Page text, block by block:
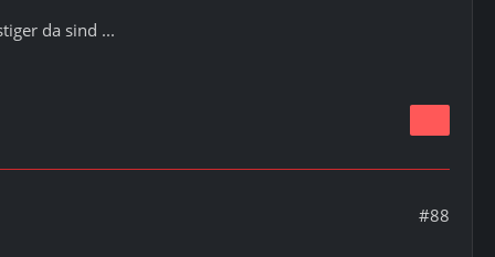
da sind ...
#88